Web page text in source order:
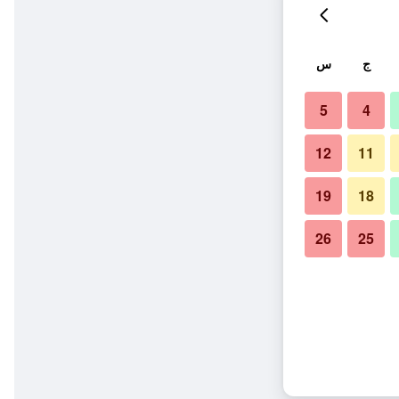
ج س
4
5
11
12
18
19
25
26